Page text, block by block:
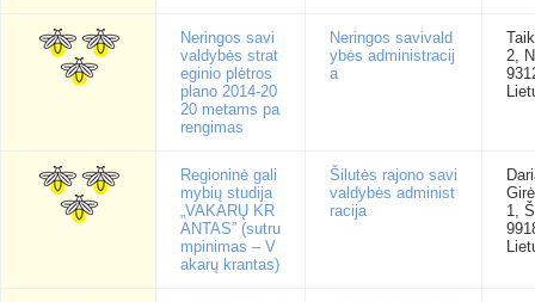
Neringos savi
valdybės strat
eginio plėtros
plano 2014-20
20 metams pa
rengimas
Neringos savivald
ybės administracij
a
2,
Regioninė gali
mybių studija
„VAKARŲ KR
ANTAS” (sutru
mpinimas – V
akarų krantas)
Šilutės rajono savi
valdybės administ
racija
1,